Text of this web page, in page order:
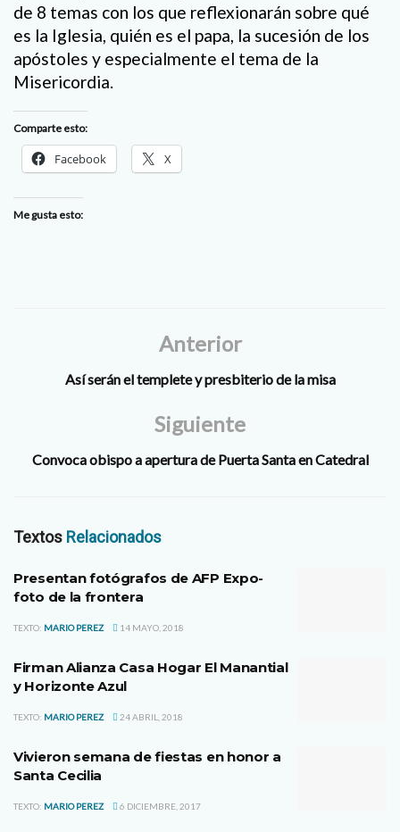
de 8 temas con los que reflexionarán sobre qué
es la Iglesia, quién es el papa, la sucesión de los
apóstoles y especialmente el tema de la
Misericordia.
Comparte esto:
Facebook X
Me gusta esto:
Anterior
Así serán el templete y presbiterio de la misa
Siguiente
Convoca obispo a apertura de Puerta Santa en Catedral
Textos Relacionados
Presentan fotógrafos de AFP Expo-
foto de la frontera
TEXTO: MARIO PEREZ 14 MAYO, 2018
Firman Alianza Casa Hogar El Manantial
y Horizonte Azul
TEXTO: MARIO PEREZ 24 ABRIL, 2018
Vivieron semana de fiestas en honor a
Santa Cecilia
TEXTO: MARIO PEREZ 6 DICIEMBRE, 2017